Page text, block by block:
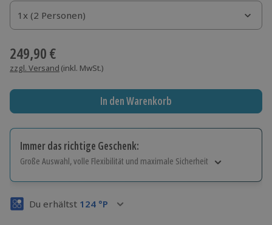
1x (2 Personen)
1x (2 Personen)
1x (2 Personen)
249,90 €
zzgl. Versand (inkl. MwSt.)
In den Warenkorb
Immer das richtige Geschenk:
Große Auswahl, volle Flexibilität und maximale Sicherheit
Volle Flexibilität
Du erhältst 124 °P